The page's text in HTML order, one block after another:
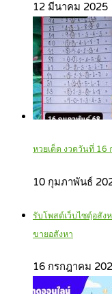
12 มีนาคม 2025
หวยเด็ด งวดวันที่
10 กุมภาพันธ์
รับโพสต์เว็บไซตฺ์อสัง
ขายอสังหา
16 กรกฎาคม